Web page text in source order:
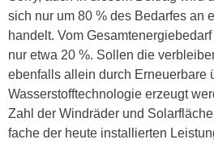
sich nur um 80 % des Bedarfes an
handelt. Vom
nur etwa 20 %. Sollen die
ebenfalls allein durch Erneuerbare
Wasserstofftechnologie erzeugt
Zahl der Windräder und
fache der heute installierten